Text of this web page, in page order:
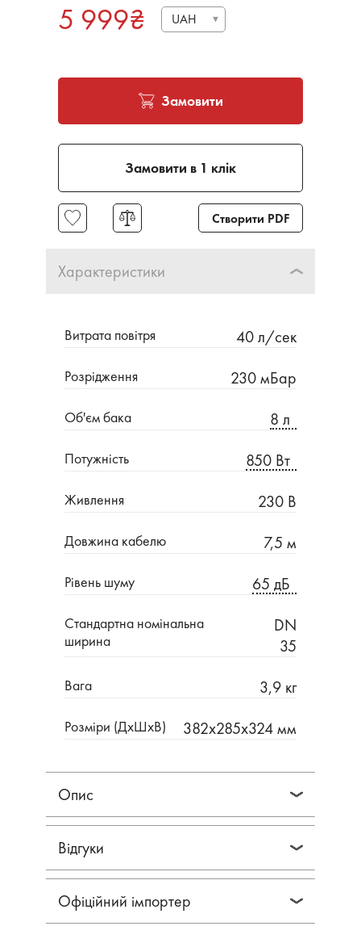
5 999₴ UAH
Замовити
Замовити в 1 клік
Створити PDF
Характеристики
Витрата повітря 40 л/сек
Розрідження 230 мБар
Об'єм бака 8 л
Потужність 850 Вт
Живлення 230 В
Довжина кабелю 7,5 м
Рівень шуму 65 дБ
Стандартна номінальна
ширина
DN
35
Вага 3,9 кг
Розміри (ДхШхВ) 382x285x324 мм
Опис
Відгуки
Офіційний імпортер